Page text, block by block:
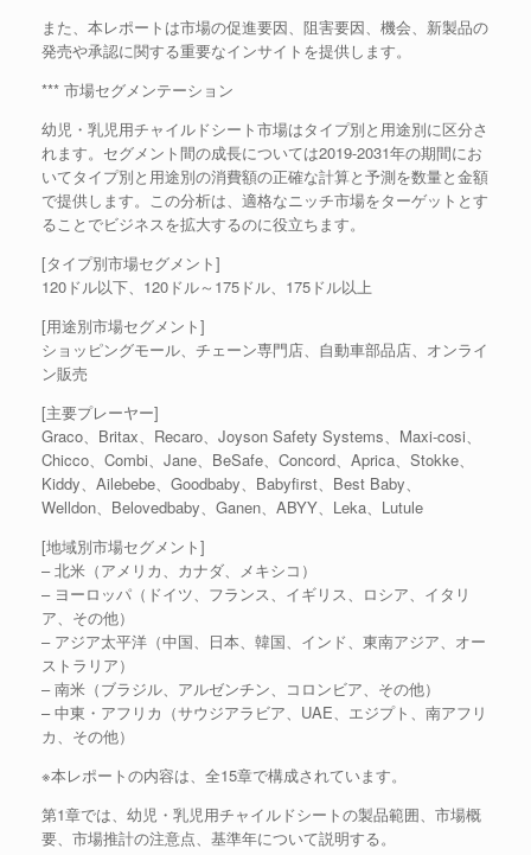
また、本レポートは市場の促進要因、阻害要因、機会、新製品の
発売や承認に関する重要なインサイトを提供します。
*** 市場セグメンテーション
幼児・乳児用チャイルドシート市場はタイプ別と用途別に区分さ
れます。セグメント間の成長については2019-2031年の期間にお
いてタイプ別と用途別の消費額の正確な計算と予測を数量と金額
で提供します。この分析は、適格なニッチ市場をターゲットとす
ることでビジネスを拡大するのに役立ちます。
[タイプ別市場セグメント]
120ドル以下、120ドル～175ドル、175ドル以上
[用途別市場セグメント]
ショッピングモール、チェーン専門店、自動車部品店、オンライ
ン販売
[主要プレーヤー]
Graco、Britax、Recaro、Joyson Safety Systems、Maxi-cosi、
Chicco、Combi、Jane、BeSafe、Concord、Aprica、Stokke、
Kiddy、Ailebebe、Goodbaby、Babyfirst、Best Baby、
Welldon、Belovedbaby、Ganen、ABYY、Leka、Lutule
[地域別市場セグメント]
– 北米（アメリカ、カナダ、メキシコ）
– ヨーロッパ（ドイツ、フランス、イギリス、ロシア、イタリ
ア、その他）
– アジア太平洋（中国、日本、韓国、インド、東南アジア、オー
ストラリア）
– 南米（ブラジル、アルゼンチン、コロンビア、その他）
– 中東・アフリカ（サウジアラビア、UAE、エジプト、南アフリ
カ、その他）
※本レポートの内容は、全15章で構成されています。
第1章では、幼児・乳児用チャイルドシートの製品範囲、市場概
要、市場推計の注意点、基準年について説明する。